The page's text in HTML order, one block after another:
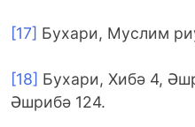
[17] Бухари, Муслим
[18] Бухари, Хибә 4,
Әшрибә 124.